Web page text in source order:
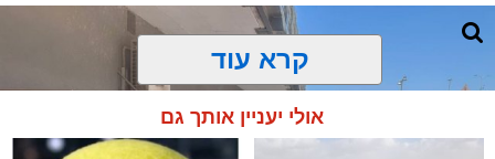
הכרה, ופתחו מיידית בפעולות החייאה מתקדמות,
הכוללות עיסויי לב ושימוש במפעם (דפיברילטור).
בזכות התושייה והפעילות המהירה והמקצועית של
הצוותים בשטח, ליבו של הגבר שב לפעום.
קרא עוד
אולי יעניין אותך גם